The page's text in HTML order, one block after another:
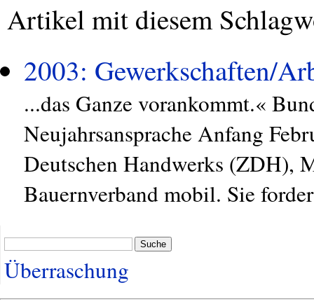
Artikel mit diesem
2003: Gewerkschaften/
...das Ganze vorankommt.«
Neujahrsansprache Anfang
Deutschen Handwerks (ZDH),
Bauernverband mobil. Sie
Suche
Überraschung